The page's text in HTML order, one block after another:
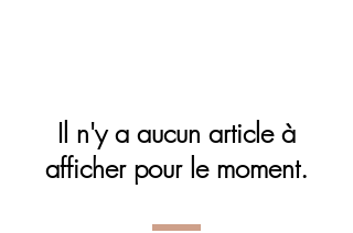
Il n'y a aucun article à
afficher pour le moment.